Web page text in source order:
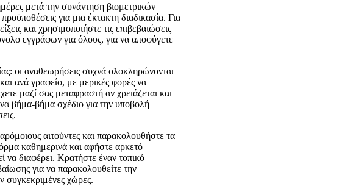
μετά την συνάντηση βιομετρικών
για μια έκτακτη διαδικασία. Για
και χρησιμοποιήστε τις επιβεβαιώσεις
εγγράφων για όλους, για να αποφύγετε
οι αναθεωρήσεις συχνά ολοκληρώνονται
ανά γραφείο, με μερικές φορές να
μαζί σας μεταφραστή αν χρειάζεται και
βήμα-βήμα σχέδιο για την υποβολή
αιτούντες και παρακολουθήστε τα
καθημερινά και αφήστε αρκετό
να διαφέρει. Κρατήστε έναν τοπικό
για να παρακολουθείτε την
συγκεκριμένες χώρες.